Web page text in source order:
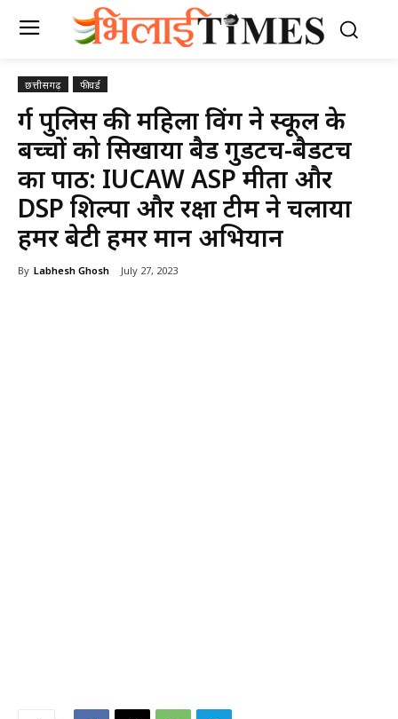
छत्तीसगढ़ फीचर्ड
दुर्ग पुलिस की महिला विंग ने स्कूल के
बच्चों को सिखाया बैड गुडटच-बैडटच
का पाठ: IUCAW ASP मीता और
DSP शिल्पा और रक्षा टीम ने चलाया
हमर बेटी हमर मान अभियान
By Labhesh Ghosh July 27, 2023